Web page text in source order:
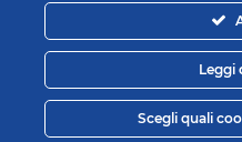
Leggi
Scegli quali